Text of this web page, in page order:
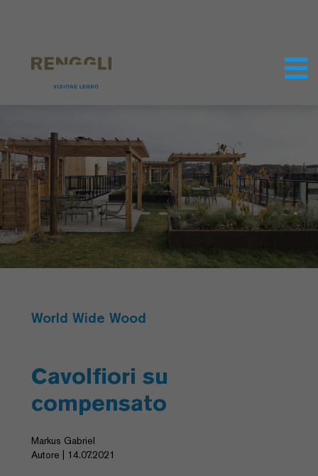
World Wide Wood
Cavolfiori su
compensato
Markus Gabriel
Autore | 14.07.2021